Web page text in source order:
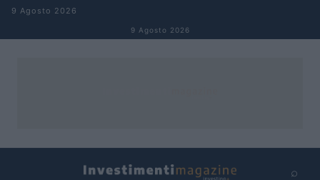
Salta al contenuto
9 Agosto 2026
9 Agosto 2026
⌕